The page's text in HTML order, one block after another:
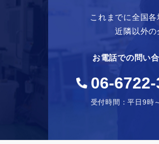
これまでに全国
近隣以外
お電話での問い
06-
受付時間：平日9時